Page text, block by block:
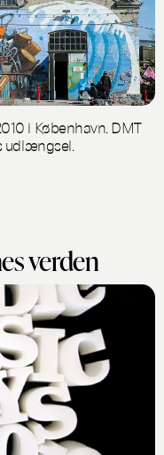
i København. DMT
udlængsel.
verden